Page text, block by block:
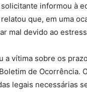
informou à
que, em uma
mal devido ao
vítima sobre os
de Ocorrência.
legais necessárias